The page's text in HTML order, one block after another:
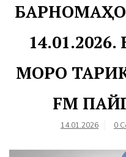
МОРО
FM
14.01.2026 0